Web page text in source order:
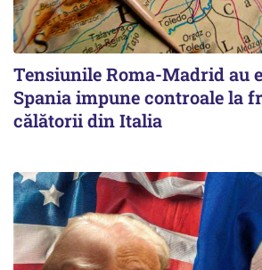
Tensiunile Roma-Madrid au
Spania impune controale la
călătorii din Italia